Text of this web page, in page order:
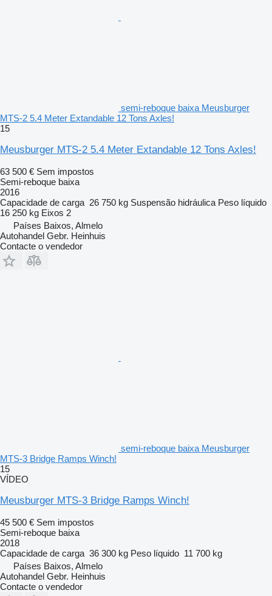
semi-reboque baixa Meusburger
MTS-2 5.4 Meter Extandable 12 Tons Axles!
15
Meusburger MTS-2 5.4 Meter Extandable 12 Tons Axles!
63 500 € Sem impostos
Semi-reboque baixa
2016
Capacidade de carga 26 750 kg Suspensão hidráulica Peso líquido
16 250 kg Eixos 2
Países Baixos, Almelo
Autohandel Gebr. Heinhuis
Contacte o vendedor
semi-reboque baixa Meusburger
MTS-3 Bridge Ramps Winch!
15
VÍDEO
Meusburger MTS-3 Bridge Ramps Winch!
45 500 € Sem impostos
Semi-reboque baixa
2018
Capacidade de carga 36 300 kg Peso líquido 11 700 kg
Países Baixos, Almelo
Autohandel Gebr. Heinhuis
Contacte o vendedor